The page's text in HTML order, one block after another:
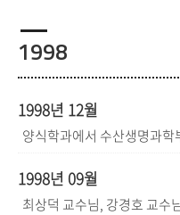
1998
1998년 12월
양식학과에서 수산생명과
1998년 09월
최상덕 교수님, 강경호 교수